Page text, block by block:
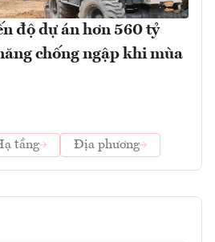
độ dự án hơn 560 tỷ
chống ngập khi mùa
tầng Địa phương